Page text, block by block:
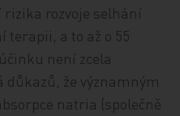
rizika rozvoje selhání
terapii, a to až o 55
není zcela
že významným
natria (společně